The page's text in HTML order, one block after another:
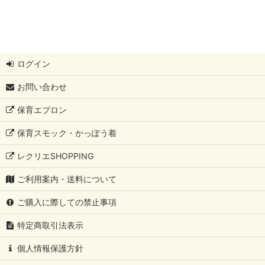
ログイン
お問い合わせ
保育エプロン
保育スモック・かっぽう着
レクリエSHOPPING
ご利用案内・送料について
ご購入に際しての禁止事項
特定商取引法表示
個人情報保護方針